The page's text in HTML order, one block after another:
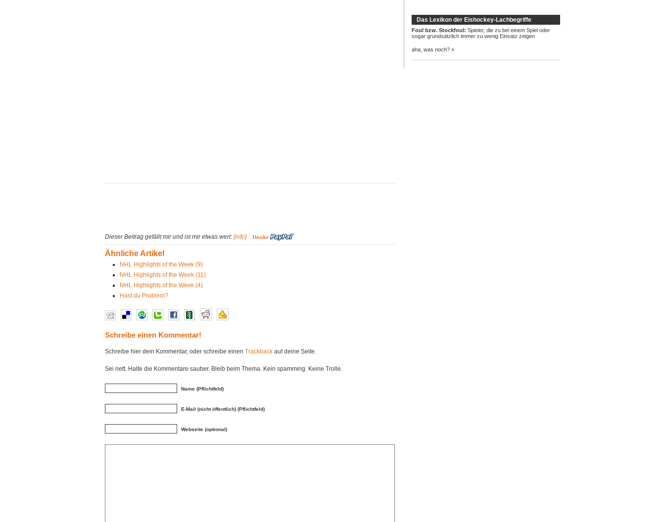
Dieser Beitrag gefällt mir und ist mir etwas wert: [info]
Ähnliche Artikel
NHL Highlights of the Week (9)
NHL Highlights of the Week (11)
NHL Highlights of the Week (4)
Hast du Problem?
Schreibe einen Kommentar!
Schreibe hier dein Kommentar, oder schreibe einen Trackback auf deine Seite.
Sei nett. Halte die Kommentare sauber. Bleib beim Thema. Kein spamming. Keine Trolle.
Name (Pflichtfeld)
E-Mail (nicht öffentlich) (Pflichtfeld)
Webseite (optional)
Das Lexikon der Eishockey-Lachbegriffe
Foul bzw. Stockfoul: Spieler, die zu bei einem Spiel oder
sogar grundsätzlich immer zu wenig Einsatz zeigen
aha, was noch? »